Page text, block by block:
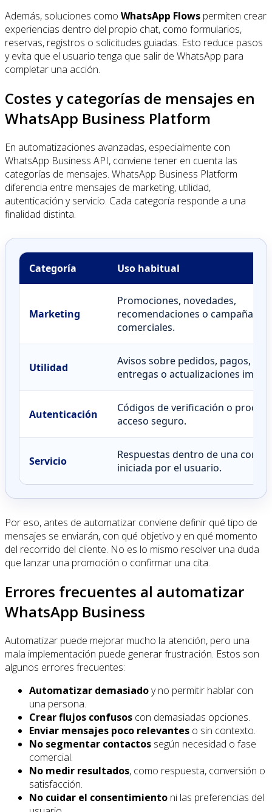
Además, soluciones como WhatsApp Flows permiten crear
experiencias dentro del propio chat, como formularios,
reservas, registros o solicitudes guiadas. Esto reduce pasos
y evita que el usuario tenga que salir de WhatsApp para
completar una acción.
Costes y categorías de mensajes en
WhatsApp Business Platform
En automatizaciones avanzadas, especialmente con
WhatsApp Business API, conviene tener en cuenta las
categorías de mensajes. WhatsApp Business Platform
diferencia entre mensajes de marketing, utilidad,
autenticación y servicio. Cada categoría responde a una
finalidad distinta.
Categoría Uso habitual
Marketing
Promociones, novedades,
recomendaciones o campañas
comerciales.
Utilidad
Avisos sobre pedidos, pagos,
entregas o actualizaciones
Autenticación
Códigos de verificación o
acceso seguro.
Servicio
Respuestas dentro de una
iniciada por el usuario.
Por eso, antes de automatizar conviene definir qué tipo de
mensajes se enviarán, con qué objetivo y en qué momento
del recorrido del cliente. No es lo mismo resolver una duda
que lanzar una promoción o confirmar una cita.
Errores frecuentes al automatizar
WhatsApp Business
Automatizar puede mejorar mucho la atención, pero una
mala implementación puede generar frustración. Estos son
algunos errores frecuentes:
Automatizar demasiadoy no permitir hablar con
una persona.
Crear flujos confusos con demasiadas opciones.
Enviar mensajes poco relevantes o sin contexto.
No segmentar contactos según necesidad o fase
comercial.
No medir resultados, como respuesta, conversión o
satisfacción.
No cuidar el consentimiento ni las preferencias del